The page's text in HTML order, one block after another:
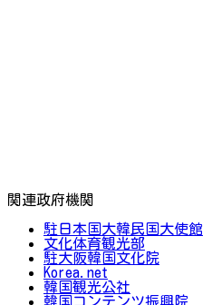
関連政府機関
駐日本国大韓民国大使館
文化体育観光部
駐大阪韓国文化院
Korea.net
韓国観光公社
韓国コンテンツ振興院